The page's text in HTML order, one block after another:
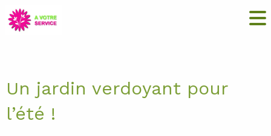
Un jardin verdoyant pour
l’été !